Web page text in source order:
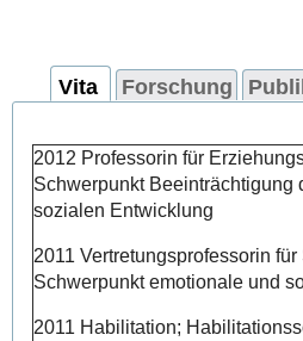
Vita Forschung
2012 Professorin für
Schwerpunkt Beeinträchtigung
sozialen Entwicklung
2011 Vertretungsprofessorin
Schwerpunkt emotionale und
2011 Habilitation;